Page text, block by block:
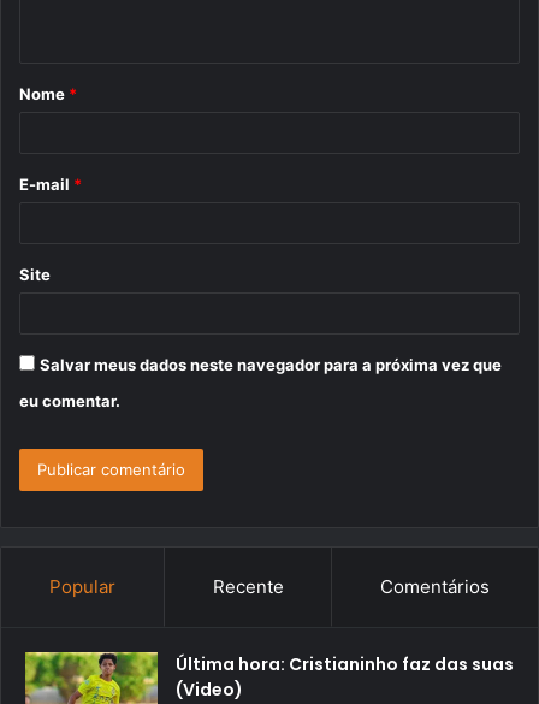
r
Nome *
E-mail *
Site
Salvar meus dados neste navegador para a próxima vez que
eu comentar.
Popular Recente Comentários
Última hora: Cristianinho faz das suas
(Video)